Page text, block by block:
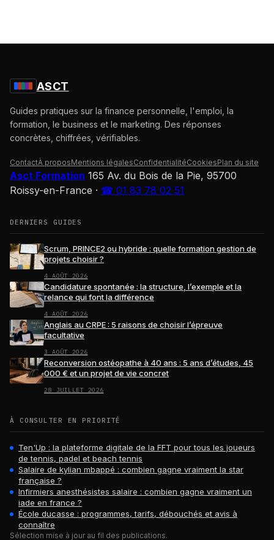
ASCT
Guides pratiques sur la finance personnelle, l'emploi, la
formation, le business et le marketing. Des réponses
concrètes, chiffrées, vérifiables.
ContactÀ proposMentions légalesConfidentialitéCookiesPlan du site
Asct Formation 165 Av. du Bois de la Pie, 95700
Roissy-en-France · ☎ 01 83 78 02 51
DERNIERS GUIDES
Scrum, PRINCE2 ou hybride : quelle formation gestion de
projets choisir ?
4 AOÛT 2026
Candidature spontanée : la structure, l’exemple et la
relance qui font la différence
4 AOÛT 2026
Anglais au CRPE : 5 raisons de choisir l’épreuve
facultative
3 AOÛT 2026
Reconversion ostéopathe à 40 ans : 5 ans d’études, 45
000 € et un projet de vie concret
28 JUILLET 2026
À CONSULTER EN PRIORITÉ
Ten'Up : la plateforme digitale de la FFT pour tous les joueurs
de tennis, padel et beach tennis
Salaire de kylian mbappé : combien gagne vraiment la star
française ?
Infirmiers anesthésistes salaire : combien gagne vraiment un
iade en france ?
École ducasse : programmes, tarifs, débouchés et avis à
connaître
Sélection mise à jour au fil des publications.